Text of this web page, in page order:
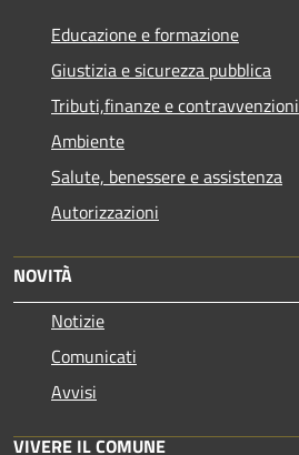
Educazione e formazione
Giustizia e sicurezza pubblica
Tributi,finanze e contravvenzioni
Ambiente
Salute, benessere e assistenza
Autorizzazioni
NOVITÀ
Notizie
Comunicati
Avvisi
VIVERE IL COMUNE